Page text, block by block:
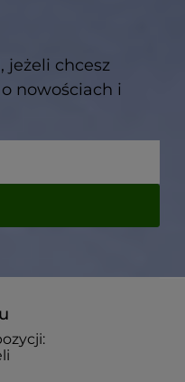
jeżeli chcesz
nowościach i